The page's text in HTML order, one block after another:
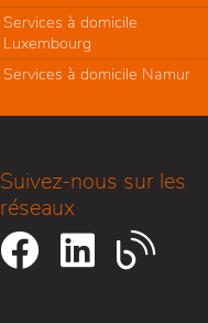
Services à domicile
Luxembourg
Services à domicile Namur
Suivez-nous sur les
réseaux